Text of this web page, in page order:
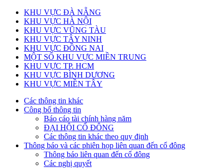
KHU VỰC ĐÀ NẴNG
KHU VỰC HÀ NỘI
KHU VỰC VŨNG TÀU
KHU VỰC TÂY NINH
KHU VỰC ĐỒNG NAI
MỘT SỐ KHU VỰC MIỀN TRUNG
KHU VỰC TP. HCM
KHU VỰC BÌNH DƯƠNG
KHU VỰC MIỀN TÂY
Các thông tin khác
Công bố thông tin
Báo cáo tài chính hàng năm
ĐẠI HỘI CỔ ĐÔNG
Các thông tin khác theo quy định
Thông báo và các phiên họp liên quan đến cổ đông
Thông báo liên quan đến cổ đông
Các nghị quyết